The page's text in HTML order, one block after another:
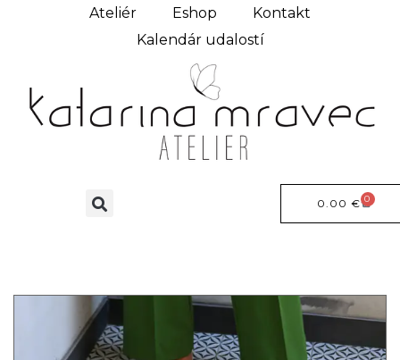
Ateliér Eshop
Kontakt
Kalendár udalostí
0.00 € 0